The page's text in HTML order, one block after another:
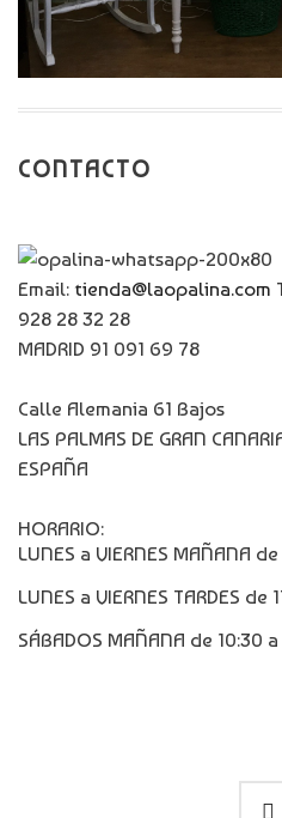
CONTACTO
Email: tienda@laopalina.com
928 28 32 28
MADRID 91 091 69 78
Calle Alemania 61 Bajos
LAS PALMAS DE GRAN
ESPAÑA
HORARIO:
LUNES a VIERNES MAÑANA
LUNES a VIERNES TARDES de
SÁBADOS MAÑANA de 10:30